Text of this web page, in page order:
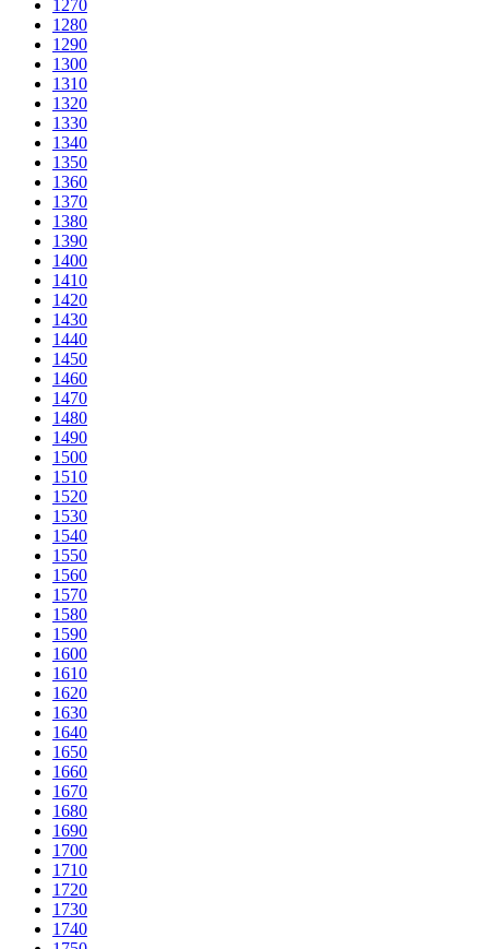
1270
1280
1290
1300
1310
1320
1330
1340
1350
1360
1370
1380
1390
1400
1410
1420
1430
1440
1450
1460
1470
1480
1490
1500
1510
1520
1530
1540
1550
1560
1570
1580
1590
1600
1610
1620
1630
1640
1650
1660
1670
1680
1690
1700
1710
1720
1730
1740